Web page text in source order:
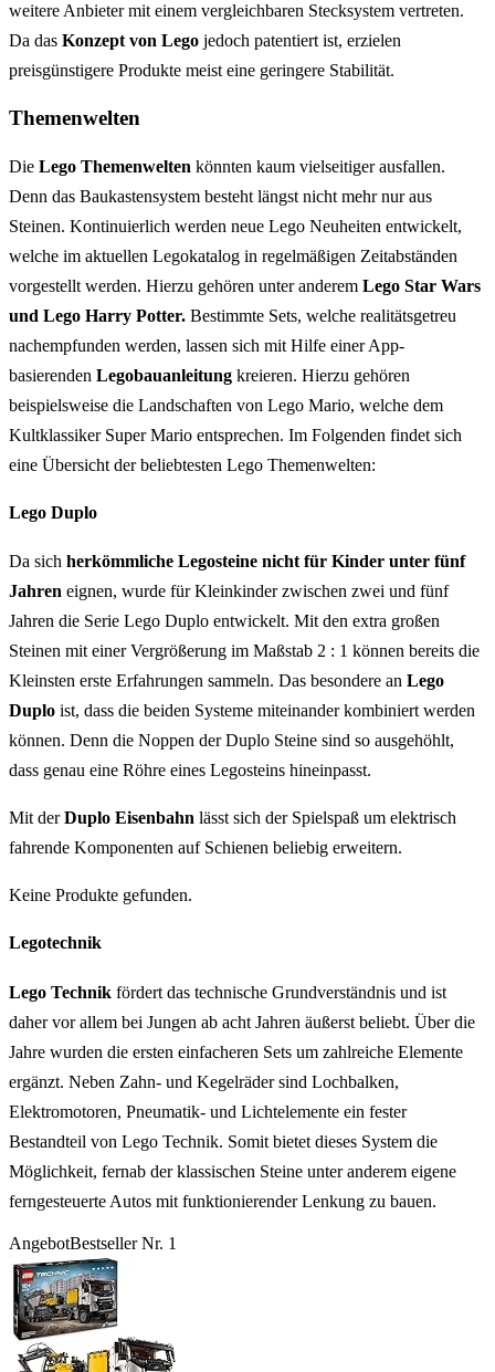
weitere Anbieter mit einem vergleichbaren Stecksystem vertreten.
Da das Konzept von Lego jedoch patentiert ist, erzielen
preisgünstigere Produkte meist eine geringere Stabilität.
Themenwelten
Die Lego Themenwelten könnten kaum vielseitiger ausfallen.
Denn das Baukastensystem besteht längst nicht mehr nur aus
Steinen. Kontinuierlich werden neue Lego Neuheiten entwickelt,
welche im aktuellen Legokatalog in regelmäßigen Zeitabständen
vorgestellt werden. Hierzu gehören unter anderem Lego Star Wars
und Lego Harry Potter. Bestimmte Sets, welche realitätsgetreu
nachempfunden werden, lassen sich mit Hilfe einer App-
basierenden Legobauanleitung kreieren. Hierzu gehören
beispielsweise die Landschaften von Lego Mario, welche dem
Kultklassiker Super Mario entsprechen. Im Folgenden findet sich
eine Übersicht der beliebtesten Lego Themenwelten:
Lego Duplo
Da sich herkömmliche Legosteine nicht für Kinder unter fünf
Jahren eignen, wurde für Kleinkinder zwischen zwei und fünf
Jahren die Serie Lego Duplo entwickelt. Mit den extra großen
Steinen mit einer Vergrößerung im Maßstab 2 : 1 können bereits die
Kleinsten erste Erfahrungen sammeln. Das besondere an Lego
Duplo ist, dass die beiden Systeme miteinander kombiniert werden
können. Denn die Noppen der Duplo Steine sind so ausgehöhlt,
dass genau eine Röhre eines Legosteins hineinpasst.
Mit derDuplo Eisenbahn lässt sich der Spielspaß um elektrisch
fahrende Komponenten auf Schienen beliebig erweitern.
Keine Produkte gefunden.
Legotechnik
Lego Technik fördert das technische Grundverständnis und ist
daher vor allem bei Jungen ab acht Jahren äußerst beliebt. Über die
Jahre wurden die ersten einfacheren Sets um zahlreiche Elemente
ergänzt. Neben Zahn- und Kegelräder sind Lochbalken,
Elektromotoren, Pneumatik- und Lichtelemente ein fester
Bestandteil von Lego Technik. Somit bietet dieses System die
Möglichkeit, fernab der klassischen Steine unter anderem eigene
ferngesteuerte Autos mit funktionierender Lenkung zu bauen.
AngebotBestseller Nr. 1